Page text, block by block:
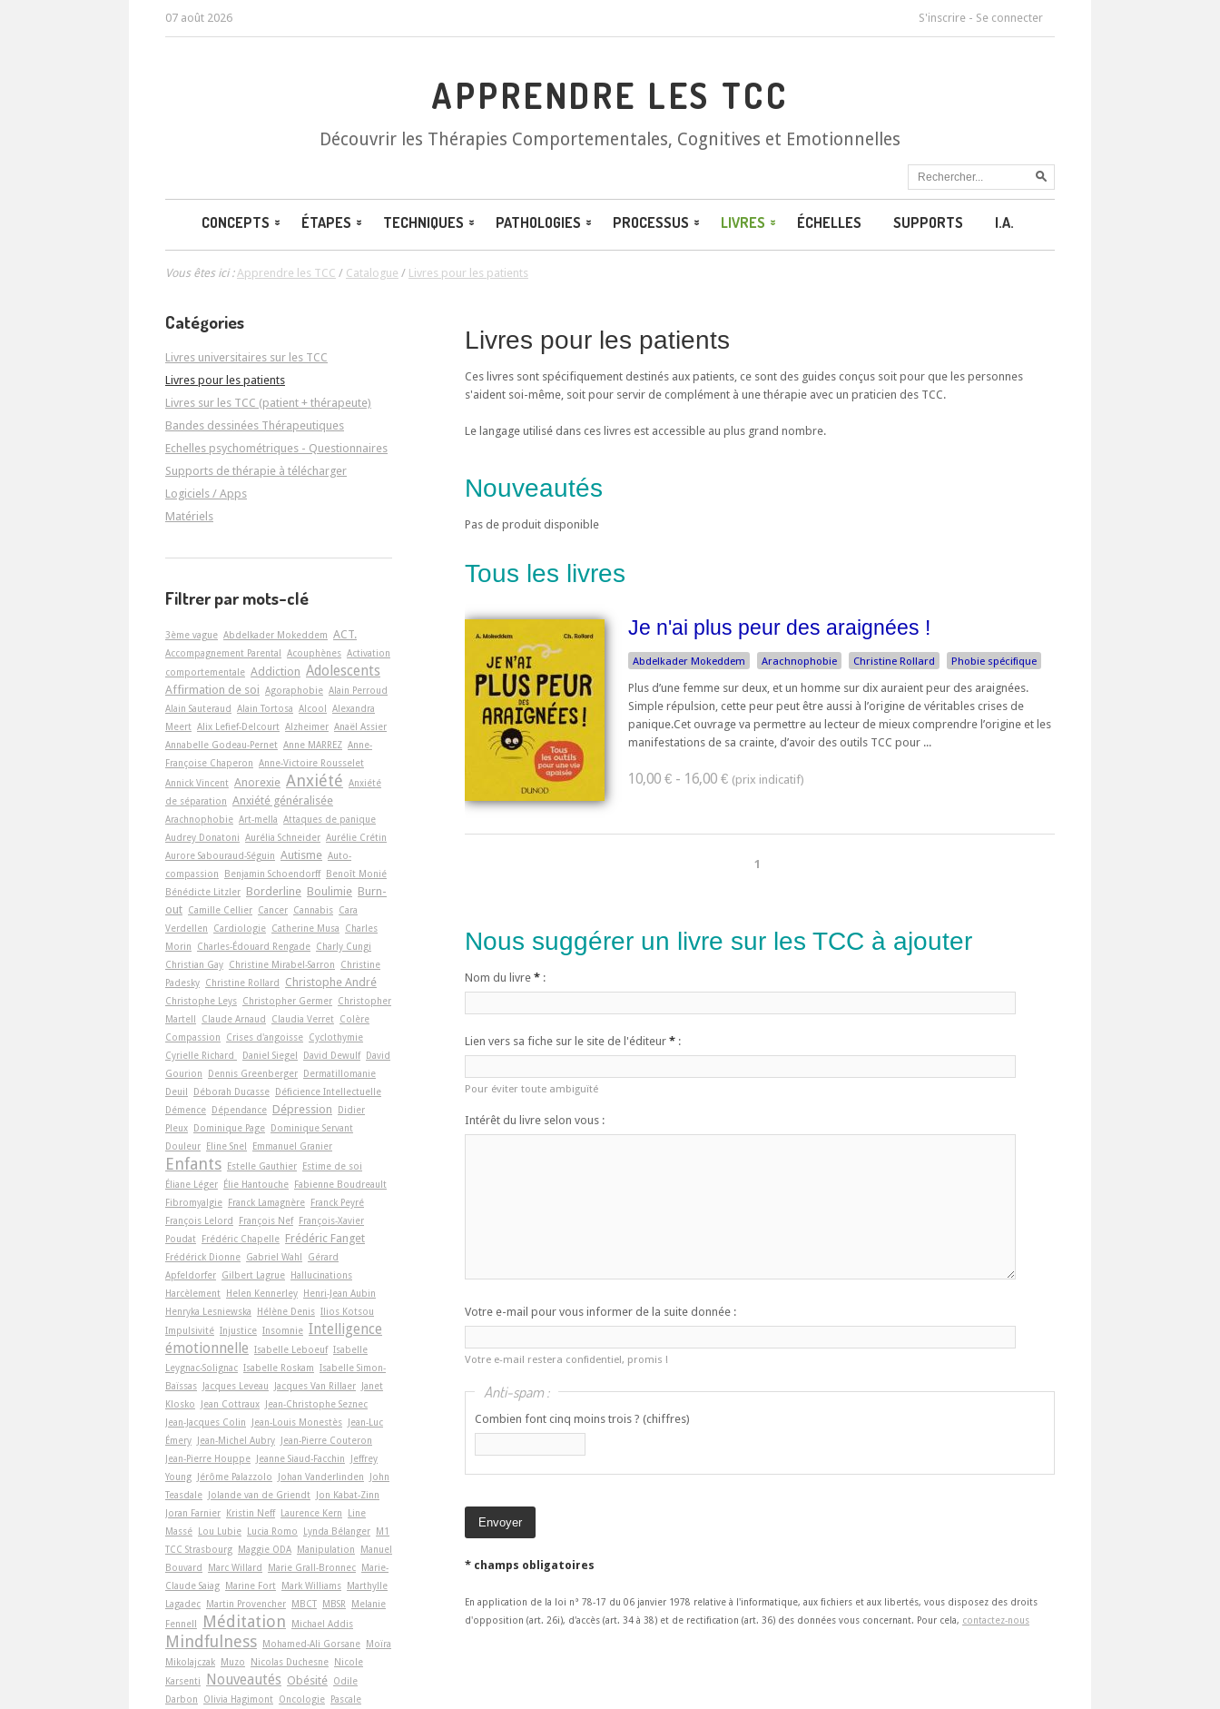
07 août 2026 S'inscrire - Se connecter
APPRENDRE LES TCC
Découvrir les Thérapies Comportementales, Cognitives et Emotionnelles
CONCEPTS ÉTAPES TECHNIQUES PATHOLOGIES PROCESSUS LIVRES ÉCHELLES SUPPORTS I.A.
Vous êtes ici :Apprendre les TCC / Catalogue / Livres pour les patients
Livres pour les patients
Ces livres sont spécifiquement destinés aux patients, ce sont des guides conçus soit pour que les personnes
s'aident soi-même, soit pour servir de complément à une thérapie avec un praticien des TCC.
Le langage utilisé dans ces livres est accessible au plus grand nombre.
Nouveautés
Pas de produit disponible
Tous les livres
Je n'ai plus peur des araignées !
Abdelkader Mokeddem Arachnophobie Christine Rollard Phobie spécifique
Plus d’une femme sur deux, et un homme sur dix auraient peur des araignées.
Simple répulsion, cette peur peut être aussi à l’origine de véritables crises de
panique.Cet ouvrage va permettre au lecteur de mieux comprendre l’origine et les
manifestations de sa crainte, d’avoir des outils TCC pour ...
10,00 € - 16,00 €
1
Nous suggérer un livre sur les TCC à ajouter
Nom du livre * :
Lien vers sa fiche sur le site de l'éditeur * :
Pour éviter toute ambiguïté
Intérêt du livre selon vous :
Votre e-mail pour vous informer de la suite donnée :
Votre e-mail restera confidentiel, promis !
Anti-spam :
Combien font cinq moins trois ? (chiffres)
* champs obligatoires
En application de la loi n° 78-17 du 06 janvier 1978 relative à l'informatique, aux fichiers et aux libertés, vous disposez des droits
d'opposition (art. 26i), d'accès (art. 34 à 38) et de rectification (art. 36) des données vous concernant. Pour cela, contactez-nous
Catégories
Livres universitaires sur les TCC
Livres pour les patients
Livres sur les TCC (patient + thérapeute)
Bandes dessinées Thérapeutiques
Echelles psychométriques - Questionnaires
Supports de thérapie à télécharger
Logiciels / Apps
Matériels
Filtrer par mots-clé
3ème vague Abdelkader Mokeddem ACT.
Accompagnement Parental Acouphènes Activation
comportementale Addiction Adolescents
Affirmation de soi Agoraphobie Alain Perroud
Alain Sauteraud Alain Tortosa Alcool Alexandra
Meert Alix Lefief-Delcourt Alzheimer Anaël Assier
Annabelle Godeau-Pernet Anne MARREZ Anne-
Françoise Chaperon Anne-Victoire Rousselet
Annick Vincent Anorexie Anxiété Anxiété
de séparation Anxiété généralisée
Arachnophobie Art-­mella Attaques de panique
Audrey Donatoni Aurélia Schneider Aurélie Crétin
Aurore Sabouraud-Séguin Autisme Auto-
compassion
Benjamin Schoendorff Benoît Monié
Bénédicte Litzler Borderline Boulimie Burn-
out Camille Cellier Cancer Cannabis Cara
Verdellen
Cardiologie Catherine Musa
Charles
Morin
Charles-Édouard Rengade Charly Cungi
Christian Gay Christine Mirabel-Sarron
Christine
Padesky Christine Rollard Christophe André
Christophe Leys Christopher Germer Christopher
Martell
Claude Arnaud Claudia Verret Colère
Compassion
Crises d'angoisse Cyclothymie
Cyrielle Richard
Daniel Siegel David Dewulf David
Gourion
Dennis Greenberger Dermatillomanie
Deuil
Déborah Ducasse Déficience Intellectuelle
Démence Dépendance Dépression
Didier
Pleux Dominique Page Dominique Servant
Douleur Eline Snel Emmanuel Granier
Enfants Estelle Gauthier Estime de soi
Éliane Léger Élie Hantouche Fabienne Boudreault
Fibromyalgie Franck Lamagnère Franck Peyré
François Lelord
François Nef François-Xavier
Poudat Frédéric Chapelle Frédéric Fanget
Frédérick Dionne Gabriel Wahl
Gérard
Apfeldorfer Gilbert Lagrue Hallucinations
Harcèlement Helen Kennerley Henri-Jean Aubin
Henryka Lesniewska
Hélène Denis Ilios Kotsou
Impulsivité Injustice Insomnie Intelligence
émotionnelle Isabelle Leboeuf Isabelle
Leygnac-Solignac Isabelle Roskam Isabelle Simon-
Baïssas Jacques Leveau Jacques Van Rillaer Janet
Klosko
Jean Cottraux Jean-Christophe Seznec
Jean-Jacques Colin
Jean-Louis Monestès Jean-Luc
Émery Jean-Michel Aubry Jean-Pierre Couteron
Jean-Pierre Houppe Jeanne Siaud-Facchin
Jeffrey
Young Jérôme Palazzolo Johan Vanderlinden
John
Teasdale Jolande van de Griendt Jon Kabat-Zinn
Joran Farnier Kristin Neff Laurence Kern
Line
Massé Lou Lubie Lucia Romo Lynda Bélanger M1
TCC Strasbourg Maggie ODA Manipulation
Manuel
Bouvard
Marc Willard Marie Grall-Bronnec Marie-
Claude Saiag Marine Fort Mark Williams Marthylle
Lagadec Martin Provencher MBCT MBSR
Melanie
Fennell
Méditation Michael Addis
Mindfulness Mohamed-Ali Gorsane Moïra
Mikolajczak Muzo Nicolas Duchesne Nicole
Karsenti
Nouveautés Obésité Odile
Darbon
Olivia Hagimont Oncologie Pascale